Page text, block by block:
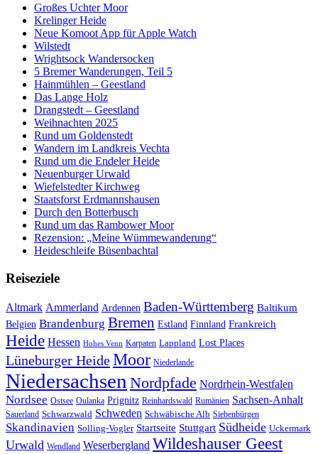
Großes Uchter Moor
Krelinger Heide
Neue Komoot App für Apple Watch
Wilstedt
Wrightsock Wandersocken
5 Bremer Wanderungen, Teil 5
Hainmühlen – Geestland
Das Lange Holz
Drangstedt – Geestland
Weihnachten 2025
Rund um Goldenstedt
Wandern im Landkreis Vechta
Rund um die Endeler Heide
Neuenburger Urwald
Wiefelstedter Kirchweg
Staatsforst Erdmannshausen
Durch den Botterbusch
Rund um das Rambower Moor
Rezension: „Meine Wümmewanderung“
Heideschleife Büsenbachtal
Reiseziele
Altmark Ammerland Ardennen Baden-Württemberg Baltikum
Belgien Brandenburg Bremen Estland Finnland Frankreich
Heide Hessen Hohes Venn Karpaten Lappland Lost Places
Lüneburger HeideMoor Niederlande
Niedersachsen Nordpfade Nordrhein-Westfalen
Nordsee Ostsee Oulanka Prignitz Reinhardswald Rumänien Sachsen-Anhalt
Sauerland Schwarzwald Schweden Schwäbische Alb Siebenbürgen
Skandinavien Solling-Vogler Startseite Stuttgart Südheide Uckermark
Urwald Wendland Weserbergland Wildeshauser Geest